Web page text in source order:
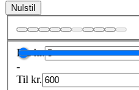
Nulstil
Frakr.
-
Til kr.